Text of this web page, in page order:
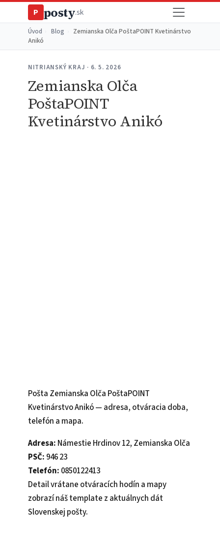
P posty.sk
Úvod Blog
Zemianska Olča PoštaPOINT Kvetinárstvo
Anikó
NITRIANSKÝ KRAJ · 6. 5. 2026
Zemianska Olča
PoštaPOINT
Kvetinárstvo Anikó
Pošta Zemianska Olča PoštaPOINT
Kvetinárstvo Anikó — adresa, otváracia doba,
telefón a mapa.
Adresa: Námestie Hrdinov 12, Zemianska Olča
PSČ: 946 23
Telefón: 0850122413
Detail vrátane otváracích hodín a mapy
zobrazí náš template z aktuálnych dát
Slovenskej pošty.